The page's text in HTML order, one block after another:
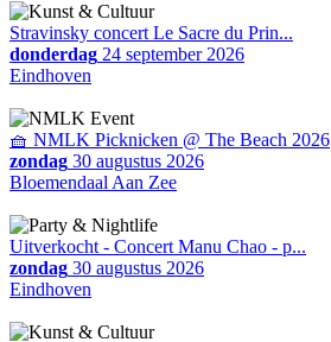
Stravinsky concert Le Sacre du Prin...
donderdag 24 september 2026
Eindhoven
🧺 NMLK Picknicken @ The Beach 2026
zondag 30 augustus 2026
Bloemendaal Aan Zee
Uitverkocht - Concert Manu Chao - p...
zondag 30 augustus 2026
Eindhoven